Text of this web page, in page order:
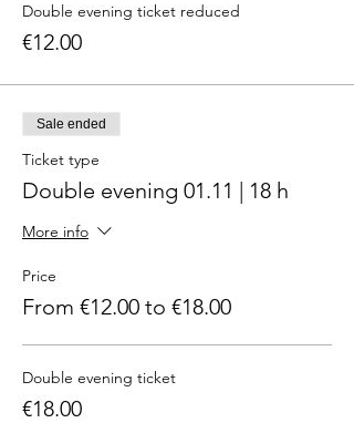
Double evening ticket reduced
€12.00
Sale ended
Ticket type
Double evening 01.11 | 18 h
More info
Price
From €12.00 to €18.00
Double evening ticket
€18.00